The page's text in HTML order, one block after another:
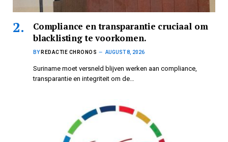
Compliance en transparantie cruciaal om
blacklisting te voorkomen.
BY REDACTIE CHRONOS AUGUST 8, 2026
Suriname moet versneld blijven werken aan compliance,
transparantie en integriteit om de…